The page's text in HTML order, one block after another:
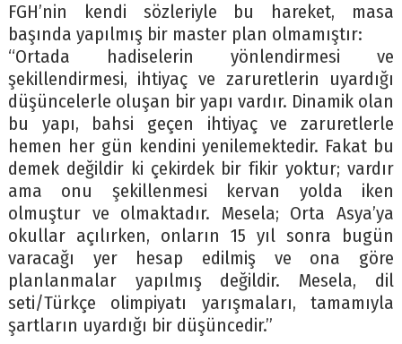
FGH’nin kendi sözleriyle bu hareket, masa
başında yapılmış bir master plan olmamıştır:
“Ortada hadiselerin yönlendirmesi ve
şekillendirmesi, ihtiyaç ve zaruretlerin uyardığı
düşüncelerle oluşan bir yapı vardır. Dinamik olan
bu yapı, bahsi geçen ihtiyaç ve zaruretlerle
hemen her gün kendini yenilemektedir. Fakat bu
demek değildir ki çekirdek bir fikir yoktur; vardır
ama onu şekillenmesi kervan yolda iken
olmuştur ve olmaktadır. Mesela; Orta Asya’ya
okullar açılırken, onların 15 yıl sonra bugün
varacağı yer hesap edilmiş ve ona göre
planlanmalar yapılmış değildir. Mesela, dil
seti/Türkçe olimpiyatı yarışmaları, tamamıyla
şartların uyardığı bir düşüncedir.”